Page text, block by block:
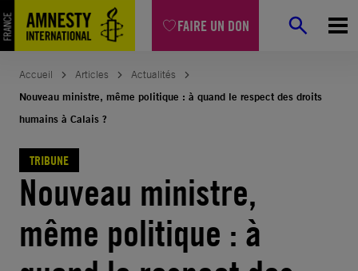
FAIRE UN DON
Aller
au
contenu
Accueil Articles
Actualités
Nouveau ministre, même politique : à quand le respect des droits
humains à Calais ?
TRIBUNE
Nouveau ministre,
même politique : à